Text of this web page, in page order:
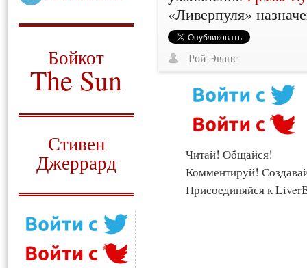
Бойкот
The Sun
Стивен
Джеррард
«Ливерпуля»
Рой Эванс
Читай! Общайся!
Комментируй!
Присоединяйся к